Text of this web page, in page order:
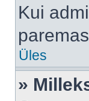
Kui
Üles
»